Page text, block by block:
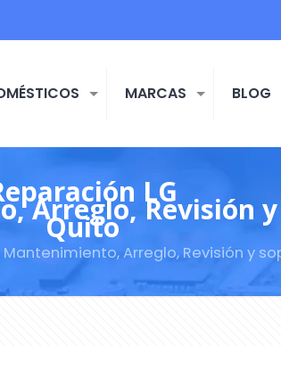
MARCAS BLOG
LG
Arreglo, Revisión
Quito
Arreglo, Revisión y